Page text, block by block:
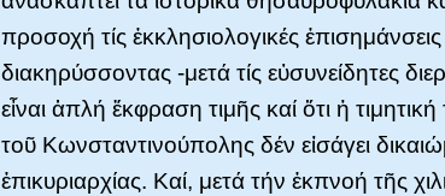
προσοχή τίς ἐκκλησιολογικές
διακηρύσσοντας -μετά τίς εὐσυνείδητες
εἶναι ἁπλή ἔκφραση τιμῆς καί ὅτι ἡ
τοῦ Κωνσταντινούπολης δέν εἰσάγει
ἐπικυριαρχίας. Καί, μετά τήν ἐκπνοή τῆς